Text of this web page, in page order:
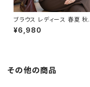
ブラウス レディース 春夏 秋
春 夏 秋 冬 白 黒 シャツ トッ
ス 無地ブラウス 長袖 トップス
ツ ホワイト ブラック オフィス
¥6,980
その他の商品